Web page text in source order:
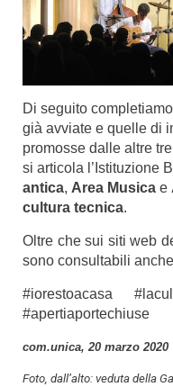
Di seguito
già avviate e quelle di
promosse dalle altre
si articola l’Istituzione
antica, Area Musica e
cultura tecnica.
Oltre che sui siti web
sono consultabili
#iorestoacasa
#apertiaportechiuse
com.unica, 20 marzo 2020
Foto, dall’alto: veduta della